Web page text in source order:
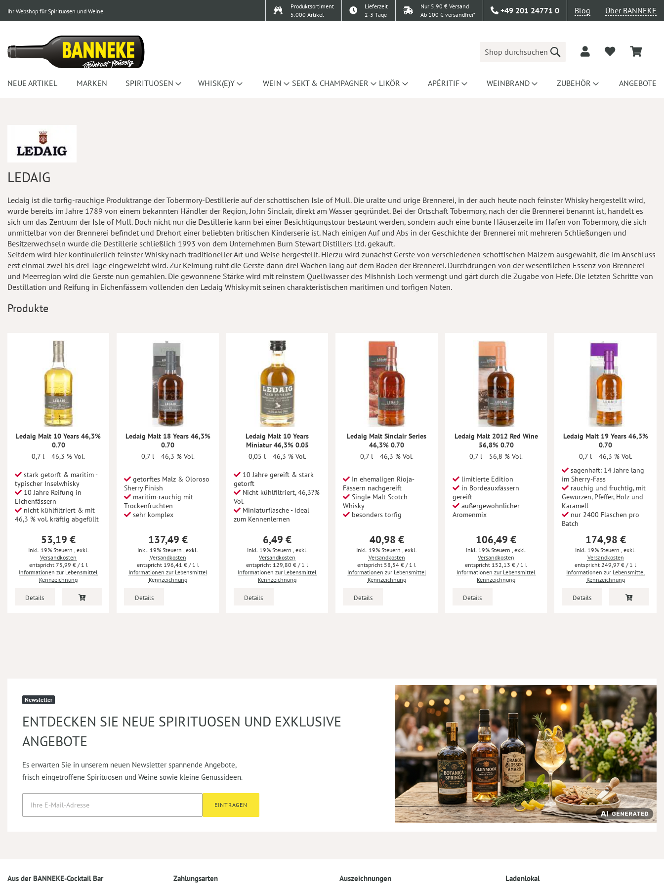
Ihr Webshop für Spirituosen und Weine
Produktsortiment
5.000 Artikel
Lieferzeit
2-3 Tage
Nur 5,90 € Versand
Ab 100 € versandfrei*
+49 201 24771 0 Blog Über BANNEKE
Suche
NEUE ARTIKEL MARKEN SPIRITUOSEN WHISK(E)Y WEIN SEKT & CHAMPAGNER LIKÖR APÉRITIF WEINBRAND ZUBEHÖR ANGEBOTE
LEDAIG
Ledaig ist die torfig-rauchige Produktrange der Tobermory-Destillerie auf der schottischen Isle of Mull. Die uralte und urige Brennerei, in der auch heute noch feinster Whisky hergestellt wird,
wurde bereits im Jahre 1789 von einem bekannten Händler der Region, John Sinclair, direkt am Wasser gegründet. Bei der Ortschaft Tobermory, nach der die Brennerei benannt ist, handelt es
sich um das Zentrum der Isle of Mull. Doch nicht nur die Destillerie kann bei einer Besichtigungstour bestaunt werden, sondern auch eine bunte Häuserzeile im Hafen von Tobermory, die sich
unmittelbar von der Brennerei befindet und Drehort einer beliebten britischen Kinderserie ist. Nach einigen Auf und Abs in der Geschichte der Brennerei mit mehreren Schließungen und
Besitzerwechseln wurde die Destillerie schließlich 1993 von dem Unternehmen Burn Stewart Distillers Ltd. gekauft.
Seitdem wird hier kontinuierlich feinster Whisky nach traditioneller Art und Weise hergestellt. Hierzu wird zunächst Gerste von verschiedenen schottischen Mälzern ausgewählt, die im Anschluss
erst einmal zwei bis drei Tage eingeweicht wird. Zur Keimung ruht die Gerste dann drei Wochen lang auf dem Boden der Brennerei. Durchdrungen von der wesentlichen Essenz von Brennerei
und Meerregion wird die Gerste nun gemahlen. Die gewonnene Stärke wird mit reinstem Quellwasser des Mishnish Loch vermengt und gärt durch die Zugabe von Hefe. Die letzten Schritte von
Destillation und Reifung in Eichenfässern vollenden den Ledaig Whisky mit seinen charakteristischen maritimen und torfigen Noten.
Produkte
Ledaig Malt 10 Years 46,3%
0.70
0,7 l
46,3 % Vol.
stark getorft & maritim -
typischer Inselwhisky
10 Jahre Reifung in
Eichenfässern
nicht kühlfiltriert & mit
46,3 % vol. kräftig abgefüllt
53,19 €
Inkl. 19% Steuern exkl.
Versandkosten
75,99 € / 1 l
Informationen zur Lebensmittel
Kennzeichnung
Details
Ledaig Malt 18 Years 46,3%
0.70
0,7 l
46,3 % Vol.
getorftes Malz & Oloroso
Sherry Finish
maritim-rauchig mit
Trockenfrüchten
sehr komplex
137,49 €
Inkl. 19% Steuern
exkl.
Versandkosten
196,41 € / 1 l
Informationen zur Lebensmittel
Kennzeichnung
Details
Ledaig Malt 10 Years
Miniatur 46,3% 0.05
0,05 l
46,3 % Vol.
10 Jahre gereift & stark
getorft
Nicht kühlfiltriert, 46,3?%
Vol.
Miniaturflasche - ideal
zum Kennenlernen
6,49 €
Inkl. 19% Steuern exkl.
Versandkosten
129,80 € / 1 l
Informationen zur Lebensmittel
Kennzeichnung
Details
Ledaig Malt Sinclair Series
46,3% 0.70
0,7 l
46,3 % Vol.
In ehemaligen Rioja-
Fässern nachgereift
Single Malt Scotch
Whisky
besonders torfig
40,98 €
Inkl. 19% Steuern
exkl.
Versandkosten
58,54 € / 1 l
Informationen zur Lebensmittel
Kennzeichnung
Details
Ledaig Malt 2012 Red Wine
56,8% 0.70
0,7 l
56,8 % Vol.
limitierte Edition
in Bordeauxfässern
gereift
außergewöhnlicher
Aromenmix
106,49 €
Inkl. 19% Steuern exkl.
Versandkosten
152,13 € / 1 l
Informationen zur Lebensmittel
Kennzeichnung
Details
Ledaig Malt 19 Years 46,3%
0.70
0,7 l
46,3 % Vol.
sagenhaft: 14 Jahre lang
im Sherry-Fass
rauchig und fruchtig, mit
Gewürzen, Pfeffer, Holz und
Karamell
nur 2400 Flaschen pro
Batch
174,98 €
Inkl. 19% Steuern
exkl.
Versandkosten
249,97 € / 1 l
Informationen zur Lebensmittel
Kennzeichnung
Details
Newsletter
ENTDECKEN SIE NEUE SPIRITUOSEN UND EXKLUSIVE
ANGEBOTE
Es erwarten Sie in unserem neuen Newsletter spannende Angebote,
frisch eingetroffene Spirituosen und Weine sowie kleine Genussideen.
EINTRAGEN
Aus der BANNEKE-Cocktail Bar Zahlungsarten Auszeichnungen Ladenlokal